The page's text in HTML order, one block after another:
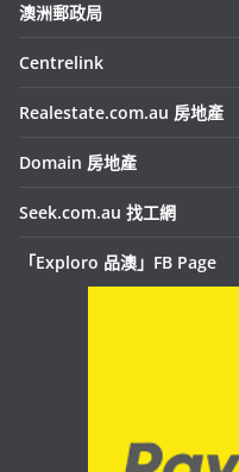
澳洲郵政局
Centrelink
Realestate.com.au 房地產
Domain 房地產
Seek.com.au 找工網
「Exploro 品澳」FB Page